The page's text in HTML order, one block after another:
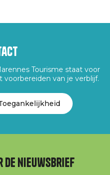
Tourisme staat voor
voorbereiden van je verblijf.
nieuwsbrief